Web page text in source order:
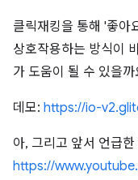
클릭재킹을 통해 '좋아
상호작용하는 방식이
가 도움이 될 수 있을까
데모: https://io-
아, 그리고 앞서 언급
https://